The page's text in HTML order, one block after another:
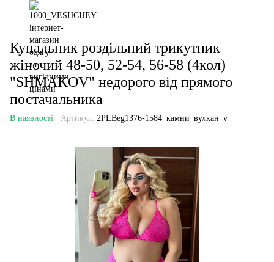
Купальник роздільний трикутник
жіночий 48-50, 52-54, 56-58 (4кол)
"SHMAKOV" недорого від прямого
постачальника
В наявності Артикул: 2PLBeg1376-1584_камни_вулкан_v